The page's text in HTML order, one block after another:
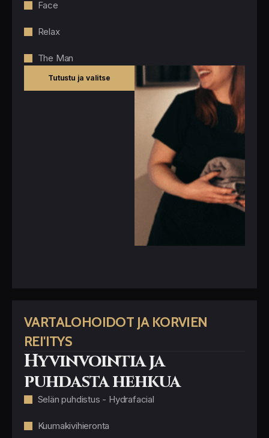
Face
Relax
The Man
Tutustu ja valitse
VARTALOHOIDOT JA KORVIEN
REI'ITYS
Hyvinvointia ja
puhdasta hehkua
Selän puhdistus - Hydrafacial
Kuumakivihieronta